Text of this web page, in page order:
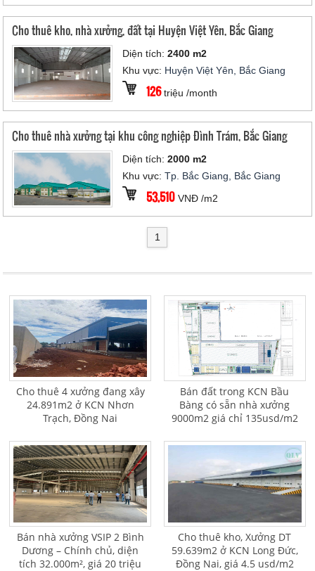
Cho thuê kho, nhà xưởng, đất tại Huyện Việt Yên, Bắc Giang
Diện tích:2400 m2
Khu vực: Huyện Việt Yên, Bắc Giang
126triệu /month
Cho thuê nhà xưởng tại khu công nghiệp Đình Trám, Bắc Giang
Diện tích:2000 m2
Khu vực:Tp. Bắc Giang, Bắc Giang
53,510 VNĐ /m2
1
Cho thuê 4 xưởng đang xây
24.891m2 ở KCN Nhơn
Trạch, Đồng Nai
Bán đất trong KCN Bầu
Bàng có sẵn nhà xưởng
9000m2 giá chỉ 135usd/m2
Bán nhà xưởng VSIP 2 Bình
Dương – Chính chủ, diện
tích 32.000m², giá 20 triệu
Cho thuê kho, Xưởng DT
59.639m2 ở KCN Long Đức,
Đồng Nai, giá 4.5 usd/m2